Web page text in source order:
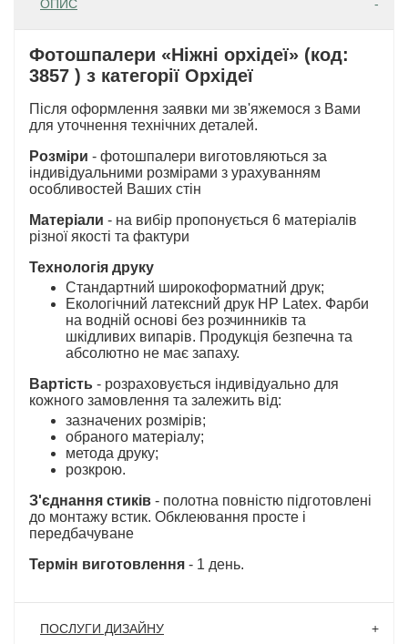
ОПИС
Фотошпалери «Ніжні орхідеї» (код:
3857 ) з категорії Орхідеї
Після оформлення заявки ми зв'яжемося з Вами
для уточнення технічних деталей.
Розміри - фотошпалери виготовляються за
індивідуальними розмірами з урахуванням
особливостей Ваших стін
Матеріали - на вибір пропонується 6 матеріалів
різної якості та фактури
Технологія друку
Стандартний широкоформатний друк;
Екологічний латексний друк HP Latex. Фарби
на водній основі без розчинників та
шкідливих випарів. Продукція безпечна та
абсолютно не має запаху.
Вартість - розраховується індивідуально для
кожного замовлення та залежить від:
зазначених розмірів;
обраного матеріалу;
метода друку;
розкрою.
З'єднання стиків - полотна повністю підготовлені
до монтажу встик. Обклеювання просте і
передбачуване
Термін виготовлення - 1 день.
ПОСЛУГИ ДИЗАЙНУ